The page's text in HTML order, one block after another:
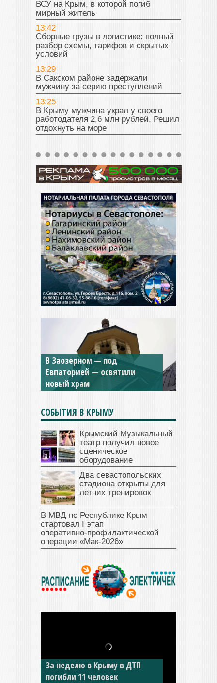
ВСУ на Крым, в которой погиб
мирный житель
13:42
Сборные грузы в логистике: полный
разбор схемы, тарифов и скрытых
условий
13:29
В Сакском районе задержали
мужчину за серию преступлений
13:25
В Крыму мужчина украл у своего
работодателя 2,6 млн рублей. Решил
отдохнуть на море
Мужской монастырь Косьмы
и Дамиана в Крыму вновь
открыт для посещения
СОБЫТИЯ В КРЫМУ
Крымский Музыкальный
театр получил новое
сценическое
оборудование
Два севастопольских
стадиона открыты для
летних тренировок
В МВД по Республике Крым
стартовал I этап
оперативно‑профилактической
операции «Мак‑2026»
В Джанкое водитель ВАЗа
сбил двух детей на «зебре»